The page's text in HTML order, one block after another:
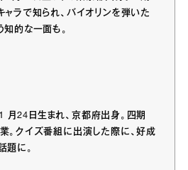
ャラで知られ、バイオリンを弾いた
知的な一面も。
24日生まれ、京都府出身。四期
。クイズ番組に出演した際に、好成
題に。